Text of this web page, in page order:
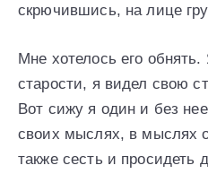
скрючившись, на лице
Мне хотелось его
старости, я видел свою
Вот сижу я один и без
своих мыслях, в мыслях
также сесть и просидеть